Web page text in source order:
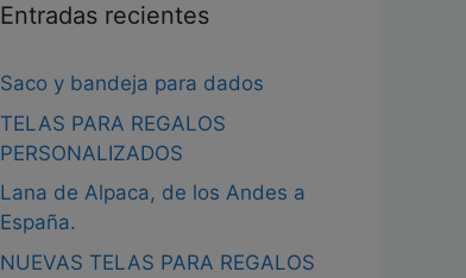
Entradas recientes
Saco y bandeja para dados
TELAS PARA REGALOS
PERSONALIZADOS
Lana de Alpaca, de los Andes a
España.
NUEVAS TELAS PARA REGALOS